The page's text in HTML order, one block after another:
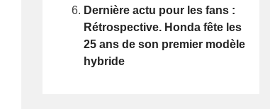
Dernière actu pour les fans :
Rétrospective. Honda fête les
25 ans de son premier modèle
hybride